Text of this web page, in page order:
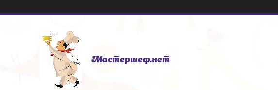
Мастершеф.нет